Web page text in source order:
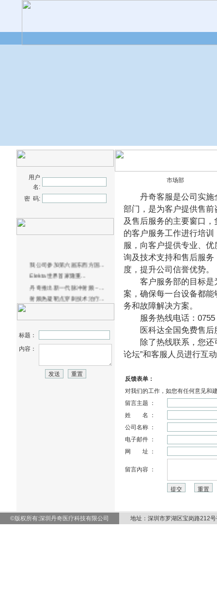
用户
名:
密 码:
我公司参加第六届东西方国...
Elekta世界首家隆重...
丹奇推出新一代脉冲射频－...
射频热凝靶点穿刺技术治疗...
标题：
内容：
市场部
丹奇客服是公司实施
部门，是为客户提供售
及售后服务的主要窗口
的客户服务工作进行培
服，向客户提供专业、
询及技术支持和售后服
度，提升公司信誉优势。
客户服务部的目标是
案，确保每一台设备都
务和故障解决方案。
服务热线电话：0755
医科达全国免费售后
除了热线联系，您还可
论坛”和客服人员进行互
反馈表单：
对我们的工作，如您有任何意见和
留言主题 ：
姓 名 ：
公司名称 ：
电子邮件 ：
网 址 ：
留言內容 ：
©版权所有:深圳丹奇医疗科技有限公司 地址：深圳市罗湖区宝岗路212